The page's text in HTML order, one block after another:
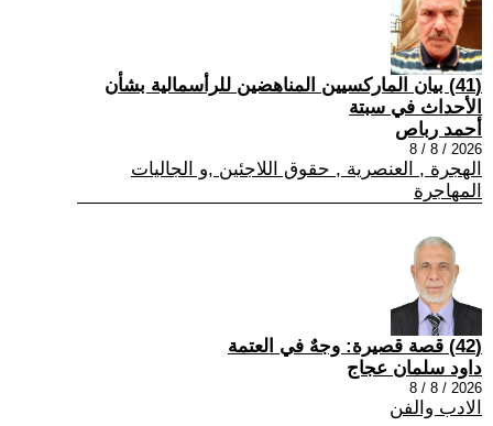
(41) بيان الماركسيين المناهضين للرأسمالية بشأن
الأحداث في سبتة
أحمد رباص
2026 / 8 / 8
الهجرة , العنصرية , حقوق اللاجئين ,و الجاليات
المهاجرة
(42) قصة قصيرة: وجهٌ في العتمة
داود سلمان عجاج
2026 / 8 / 8
الادب والفن